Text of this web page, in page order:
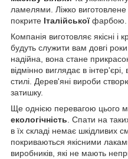
ламелями. Ліжко виготовлене
покрите Італійськоїфарбою.
Компанія виготовляє якісні і
будуть служити вам довгі
надійна, вона стане
відмінно виглядає в
стилі. Дерев'яні вироби
затишку.
Ще однією перевагою цього
екологічність. Спати на
в їх складі немає шкідливих
покриваються якісними
виробників, які не мають